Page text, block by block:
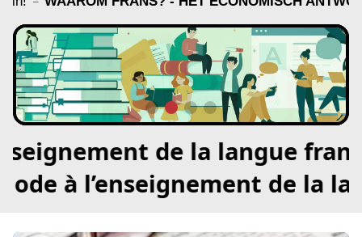
de la langue
ode à l’enseignement de la